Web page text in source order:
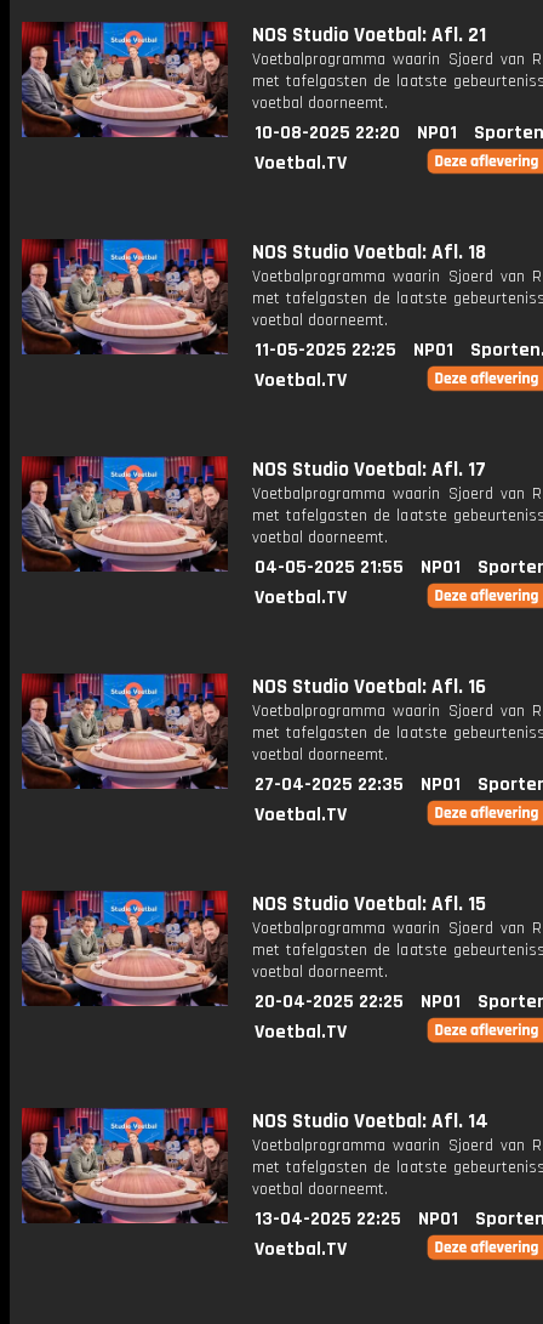
NOS Studio Voetbal: Afl. 21
Voetbalprogramma waarin Sjoerd van
met tafelgasten de laatste
voetbal doorneemt.
10-08-2025 22:20 NPO1
Voetbal.TV
NOS Studio Voetbal: Afl. 18
Voetbalprogramma waarin Sjoerd van
met tafelgasten de laatste
voetbal doorneemt.
11-05-2025 22:25 NPO1
Voetbal.TV
NOS Studio Voetbal: Afl. 17
Voetbalprogramma waarin Sjoerd van
met tafelgasten de laatste
voetbal doorneemt.
04-05-2025 21:55 NPO1
Voetbal.TV
NOS Studio Voetbal: Afl. 16
Voetbalprogramma waarin Sjoerd van
met tafelgasten de laatste
voetbal doorneemt.
27-04-2025 22:35 NPO1
Voetbal.TV
NOS Studio Voetbal: Afl. 15
Voetbalprogramma waarin Sjoerd van
met tafelgasten de laatste
voetbal doorneemt.
20-04-2025 22:25 NPO1
Voetbal.TV
NOS Studio Voetbal: Afl. 14
Voetbalprogramma waarin Sjoerd van
met tafelgasten de laatste
voetbal doorneemt.
13-04-2025 22:25 NPO1
Voetbal.TV